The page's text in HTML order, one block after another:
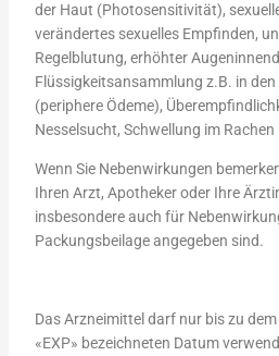
der Haut (Photosensitivität),
verändertes sexuelles Empfinden,
Regelblutung, erhöhter
Flüssigkeitsansammlung z.B. in den
(periphere Ödeme),
Nesselsucht, Schwellung im
Wenn Sie Nebenwirkungen
Ihren Arzt, Apotheker oder Ihre
insbesondere auch für
Packungsbeilage angegeben sind.
Das Arzneimittel darf nur bis zu
«EXP» bezeichneten Datum